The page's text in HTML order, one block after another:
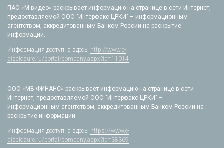
ПАО «М.видео» раскрывает информацию на странице в сети Интернет,
предоставляемой ООО "Интерфакс-ЦРКИ" – информационным
агентством, аккредитованным Банком России на раскрытие
информации.
Информация доступна здесь: http://www.e-
disclosure.ru/portal/company.aspx?id=11014
ООО «МВ ФИНАНС» раскрывает информацию на странице в сети
Интернет, предоставляемой ООО "Интерфакс-ЦРКИ" –
информационным агентством, аккредитованным Банком России на
раскрытие информации.
Информация доступна здесь: https://www.e-
disclosure.ru/portal/company.aspx?id=38369